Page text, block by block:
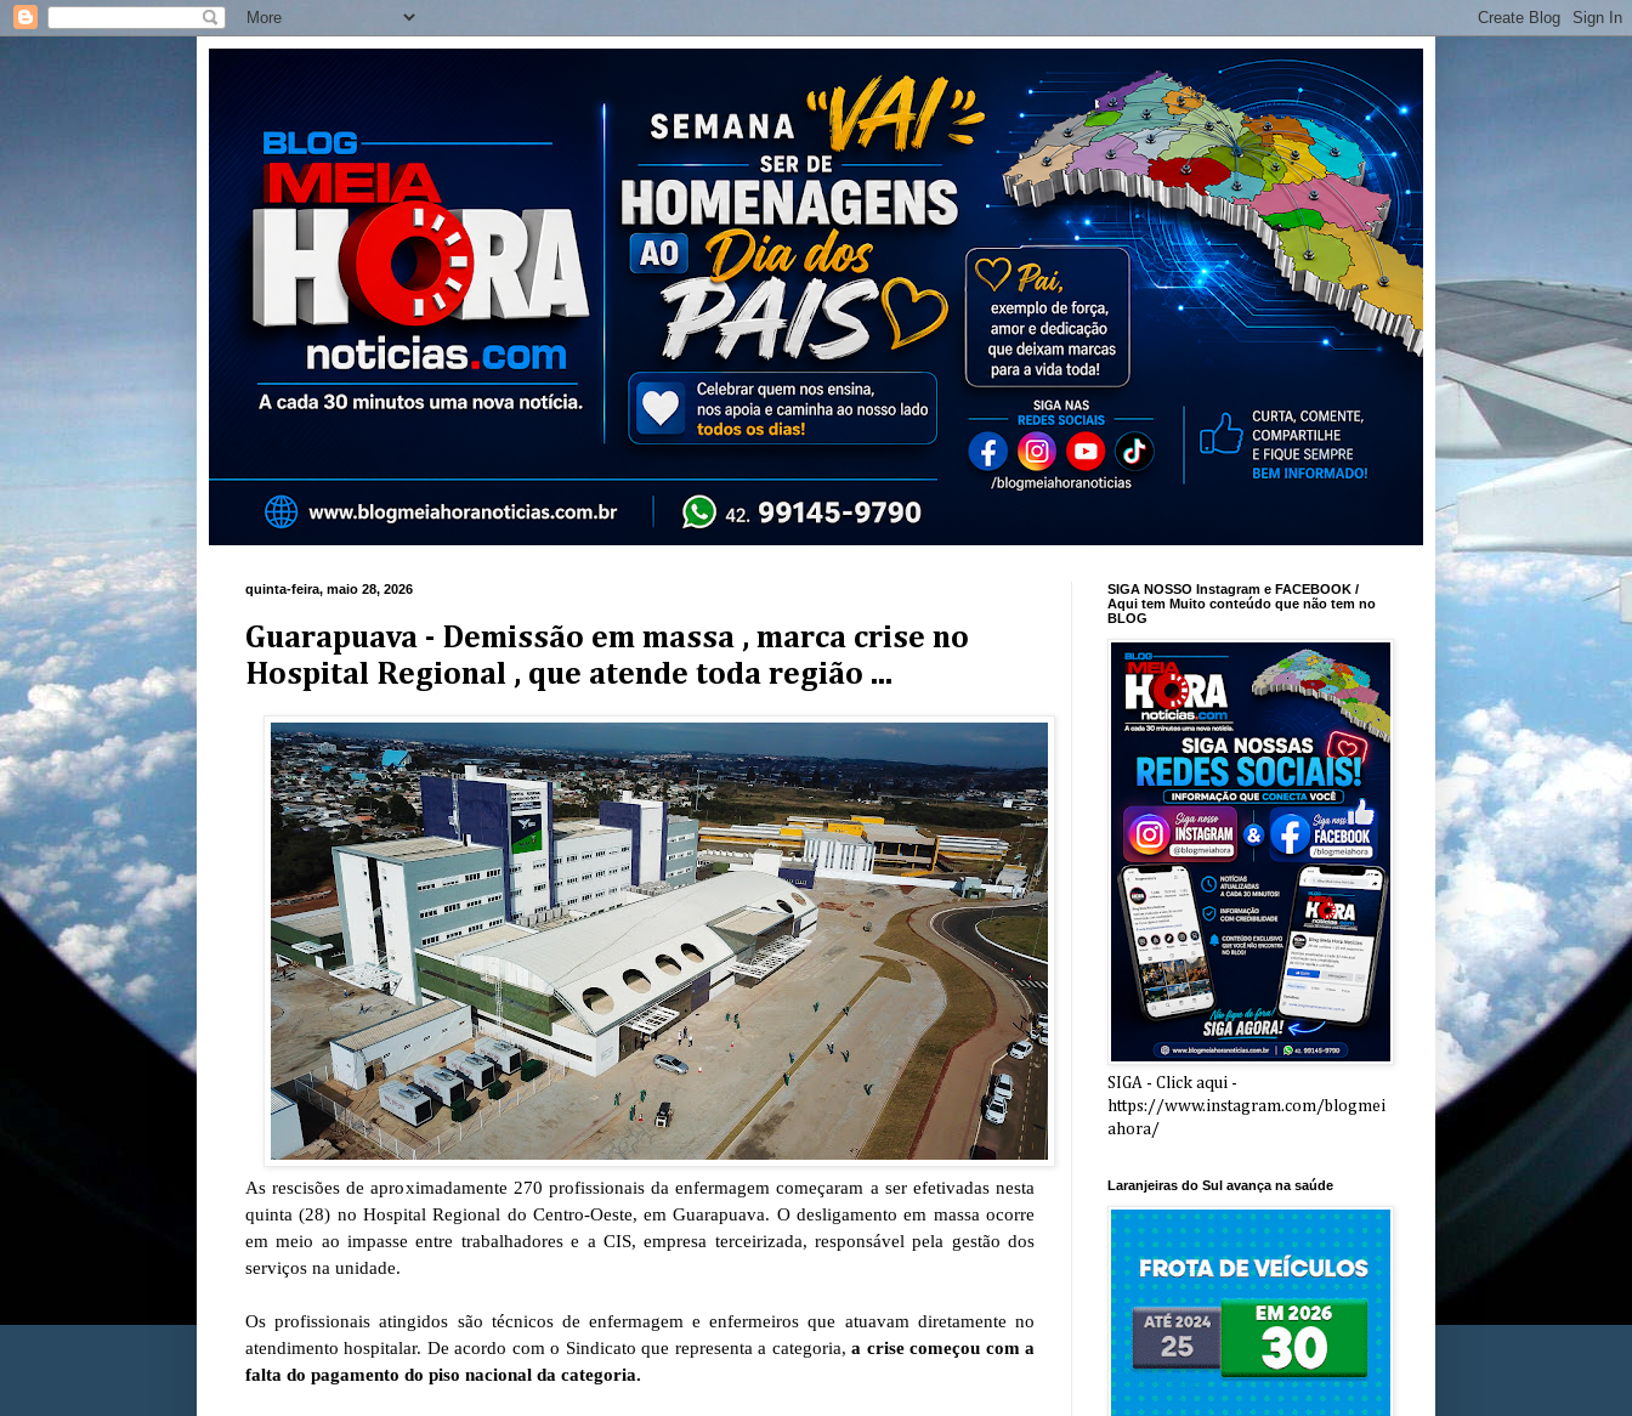
quinta-feira, maio 28, 2026
Guarapuava - Demissão em massa , marca crise no
Hospital Regional , que atende toda região ...
As rescisões de aproximadamente 270 profissionais da enfermagem começaram a ser efetivadas nesta
quinta (28) no Hospital Regional do Centro-Oeste, em Guarapuava. O desligamento em massa ocorre
em meio ao impasse entre trabalhadores e a CIS, empresa terceirizada, responsável pela gestão dos
serviços na unidade.
Os profissionais atingidos são técnicos de enfermagem e enfermeiros que atuavam diretamente no
atendimento hospitalar. De acordo com o Sindicato que representa a categoria,a crise começou com a
falta do pagamento do piso nacional da categoria.
SIGA NOSSO Instagram e FACEBOOK /
Aqui tem Muito conteúdo que não tem no
BLOG
SIGA - Click aqui -
https://www.instagram.com/blogmei
ahora/
Laranjeiras do Sul avança na saúde